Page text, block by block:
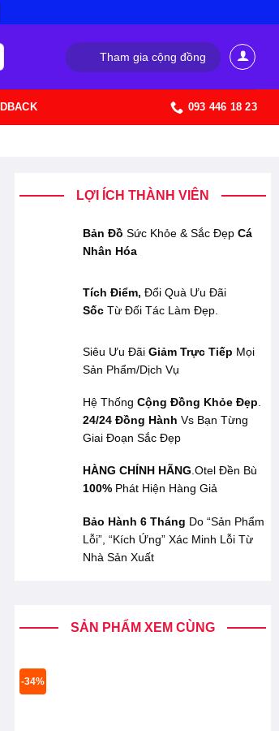
Tham gia cộng đồng
093 446 18 23
LỢI ÍCH THÀNH VIÊN
Bản Đồ Sức Khỏe & Sắc Đẹp Cá
Nhân Hóa
Tích Điểm, Đổi Quà Ưu Đãi
Sốc Từ Đối Tác Làm Đẹp.
Siêu Ưu Đãi Giảm Trực Tiếp Mọi
Sản Phẩm/Dịch Vụ
Hệ Thống Cộng Đồng Khỏe Đẹp
24/24 Đồng Hành Vs Bạn Từng
Giai Đoạn Sắc Đẹp
HÀNG CHÍNH HÃNG.Otel Đền Bù
100% Phát Hiện Hàng Giả
Bảo Hành 6 Tháng Do “Sản Phẩm
Lỗi”, “Kích Ứng” Xác Minh Lỗi Từ
Nhà Sản Xuất
SẢN PHẨM XEM CÙNG
-34%